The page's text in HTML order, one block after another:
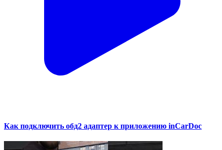
Как подключить обд2 адаптер к приложению inCarDoc